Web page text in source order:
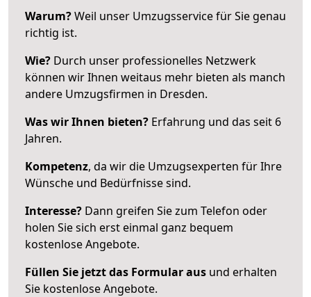
Warum?Weil unser Umzugsservice für Sie genau
richtig ist.
Wie? Durch unser professionelles Netzwerk
können wir Ihnen weitaus mehr bieten als manch
andere Umzugsfirmen in Dresden.
Was wir Ihnen bieten? Erfahrung und das seit 6
Jahren.
Kompetenz, da wir die Umzugsexperten für Ihre
Wünsche und Bedürfnisse sind.
Interesse? Dann greifen Sie zum Telefon oder
holen Sie sich erst einmal ganz bequem
kostenlose Angebote.
Füllen Sie jetzt das Formular aus und erhalten
Sie kostenlose Angebote.